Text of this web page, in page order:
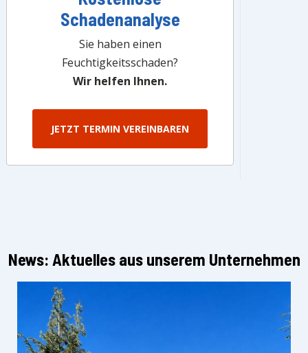
Schadenanalyse
Sie haben einen
Feuchtigkeitsschaden?
Wir helfen Ihnen.
JETZT TERMIN VEREINBAREN
News: Aktuelles aus unserem Unternehmen